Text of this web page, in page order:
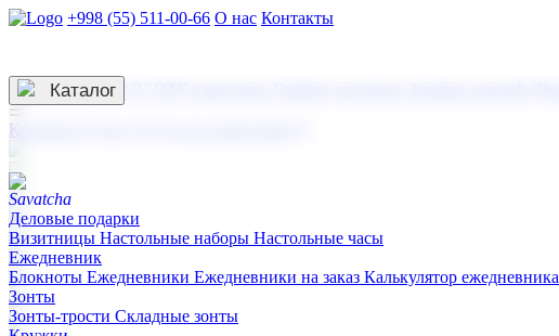
+998 (55) 511-00-66 О нас Контакты
3D гравировка
☰
Контакты
Каталог
Деловые подарки
Визитницы Настольные наборы Настольные часы
Ежедневник
Блокноты Ежедневники Ежедневники на заказ Калькулятор ежедневника
Зонты
Зонты-трости Складные зонты